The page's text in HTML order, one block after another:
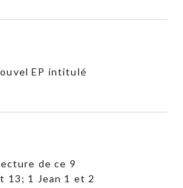
EP intitulé
de ce 9
13; 1 Jean 1 et 2